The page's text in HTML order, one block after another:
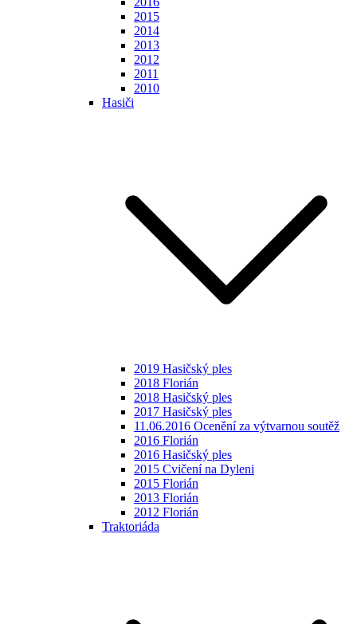
2015
2014
2013
2012
2011
2010
Hasiči
2019 Hasičský ples
2018 Florián
2018 Hasičský ples
2017 Hasičský ples
11.06.2016 Ocenění za výtvarnou soutěž
2016 Florián
2016 Hasičský ples
2015 Cvičení na Dyleni
2015 Florián
2013 Florián
2012 Florián
Traktoriáda